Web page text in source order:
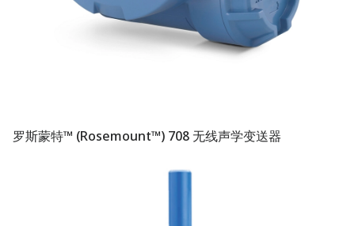
罗斯蒙特™ (Rosemount™) 708 无线声学变送器